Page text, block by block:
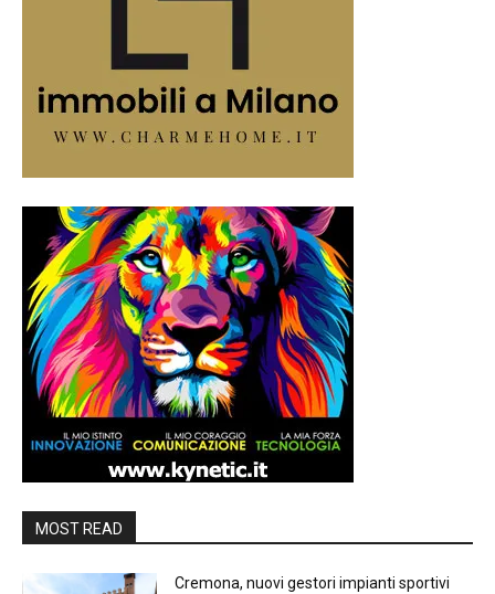
MOST READ
Cremona, nuovi gestori impianti sportivi